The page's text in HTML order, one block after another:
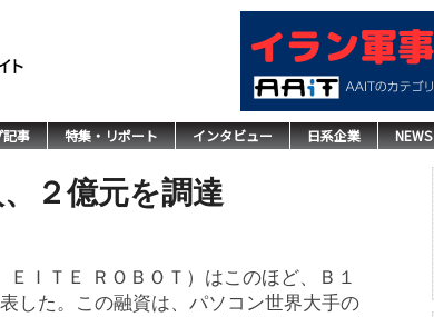
記事 特集・リポート インタビュー 日系企業 NEWS
２億元を調達
ＩＴＥ ＲＯＢＯＴ）はこのほど、Ｂ１
した。この融資は、パソコン世界大手の